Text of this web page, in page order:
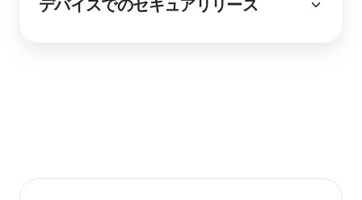
デバイスでのセキュアリリース